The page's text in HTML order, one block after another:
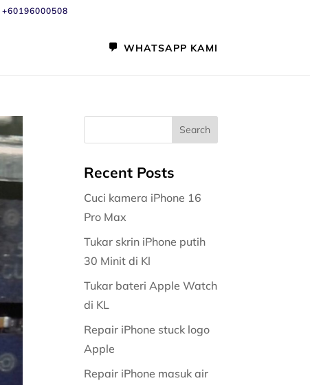
+60196000508
WHATSAPP KAMI
Recent Posts
Cuci kamera iPhone 16
Pro Max
Tukar skrin iPhone putih
30 Minit di Kl
Tukar bateri Apple Watch
di KL
Repair iPhone stuck logo
Apple
Repair iPhone masuk air